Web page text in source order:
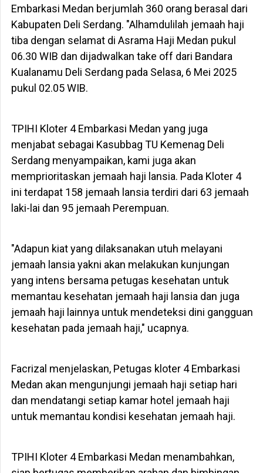
Embarkasi Medan berjumlah 360 orang berasal dari
Kabupaten Deli Serdang. "Alhamdulilah jemaah haji
tiba dengan selamat di Asrama Haji Medan pukul
06.30 WIB dan dijadwalkan take off dari Bandara
Kualanamu Deli Serdang pada Selasa, 6 Mei 2025
pukul 02.05 WIB.
TPIHI Kloter 4 Embarkasi Medan yang juga
menjabat sebagai Kasubbag TU Kemenag Deli
Serdang menyampaikan, kami juga akan
memprioritaskan jemaah haji lansia. Pada Kloter 4
ini terdapat 158 jemaah lansia terdiri dari 63 jemaah
laki-lai dan 95 jemaah Perempuan.
"Adapun kiat yang dilaksanakan utuh melayani
jemaah lansia yakni akan melakukan kunjungan
yang intens bersama petugas kesehatan untuk
memantau kesehatan jemaah haji lansia dan juga
jemaah haji lainnya untuk mendeteksi dini gangguan
kesehatan pada jemaah haji," ucapnya.
Facrizal menjelaskan, Petugas kloter 4 Embarkasi
Medan akan mengunjungi jemaah haji setiap hari
dan mendatangi setiap kamar hotel jemaah haji
untuk memantau kondisi kesehatan jemaah haji.
TPIHI Kloter 4 Embarkasi Medan menambahkan,